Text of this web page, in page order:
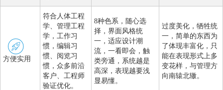
方便实用
符合人体工程
学、管理工程
学，工作习
惯，编辑习
惯、阅览习
惯，众多前沿
客户、工程师
验证优化。
8种色系，随心选
择，界面风格统
一，适应设计潮
流，一看即会，触
类旁通，系统越是
高深，表现越要浅
显易懂。
过度美化，牺牲统
一，简单的东西为
了体现丰富化，只
能在表现形式上多
变花样，与管理方
向南辕北辙。